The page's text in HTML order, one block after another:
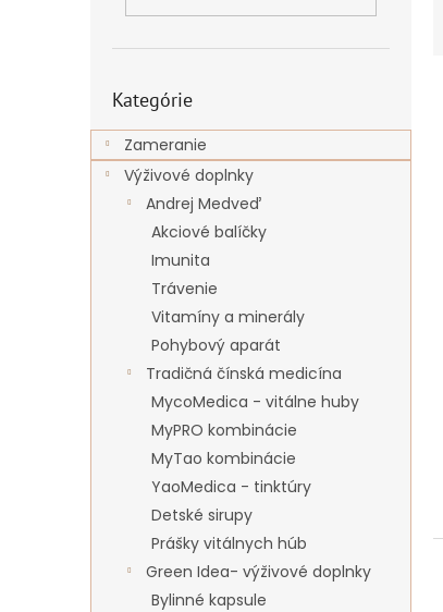
kategórie
Kategórie
Zameranie
Výživové doplnky
Andrej Medveď
Akciové balíčky
Imunita
Trávenie
Vitamíny a minerály
Pohybový aparát
Tradičná čínská medicína
MycoMedica - vitálne huby
MyPRO kombinácie
MyTao kombinácie
YaoMedica - tinktúry
Detské sirupy
Prášky vitálnych húb
Green Idea- výživové doplnky
Bylinné kapsule